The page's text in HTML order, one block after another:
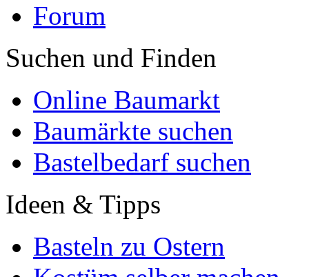
Forum
Suchen und Finden
Online Baumarkt
Baumärkte suchen
Bastelbedarf suchen
Ideen & Tipps
Basteln zu Ostern